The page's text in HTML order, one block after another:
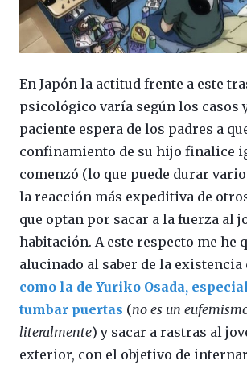
En Japón la actitud frente a este
psicológico varía según los casos
paciente espera de los padres a
confinamiento de su hijo finalice
comenzó (lo que puede durar
la reacción más expeditiva de
que optan por sacar a la fuerza al
habitación. A este respecto me he
alucinado al saber de la existencia
como la de Yuriko Osada,
tumbar puertas (no es un
literalmente) y sacar a rastras al
exterior, con el objetivo de